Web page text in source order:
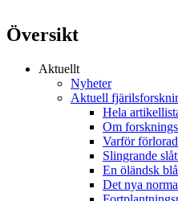
Översikt
Aktuellt
Nyheter
Aktuell
Hela
Om
Varför
Slingrande
En öländsk
Det nya